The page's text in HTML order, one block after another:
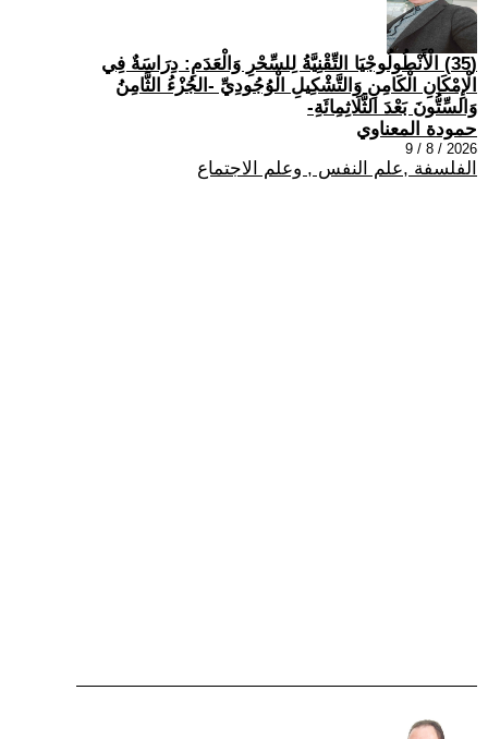
(35) الْأَنْطُولُوجْيَا التِّقْنِيَّةُ لِلسِّحْرِ وَالْعَدَمِ: دِرَاسَةٌ فِي
الْإِمْكَانِ الْكَامِنِ وَالتَّشْكِيلِ الْوُجُودِيِّ -الجُزْءُ الثَّامِنُ
وَالسِّتُّونَ بَعْدَ الثَّلَاثِمِائَةِ-
حمودة المعناوي
2026 / 8 / 9
الفلسفة ,علم النفس , وعلم الاجتماع